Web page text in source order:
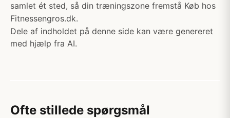
samlet ét sted, så din træningszone fremstå Køb hos
Fitnessengros.dk.
Dele af indholdet på denne side kan være genereret
med hjælp fra AI.
Ofte stillede spørgsmål